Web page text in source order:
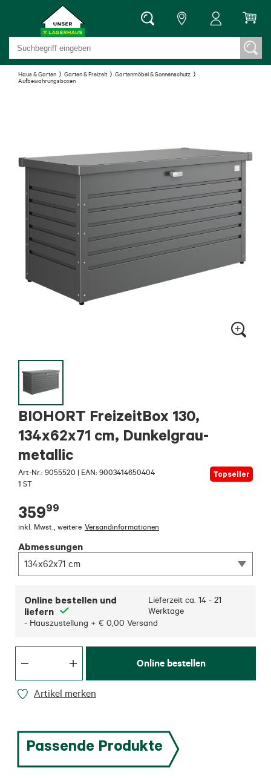
Haus & Garten Garten & Freizeit
Gartenmöbel & Sonnenschutz
Aufbewahrungsboxen
BIOHORT FreizeitBox 130,
134x62x71 cm, Dunkelgrau-
metallic
Art-Nr.: 9055520 | EAN: 9003414650404
1 ST
Topseller
35999
inkl. Mwst. weitere Versandinformationen
Abmessungen
134x62x71 cm
Online bestellen und
liefern
Lieferzeit ca. 14 - 21
Werktage
- Hauszustellung + € 0,00 Versand
Online bestellen
Artikel merken
Passende Produkte